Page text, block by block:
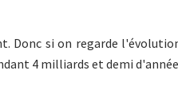
Donc si on regarde
4 milliards et demi